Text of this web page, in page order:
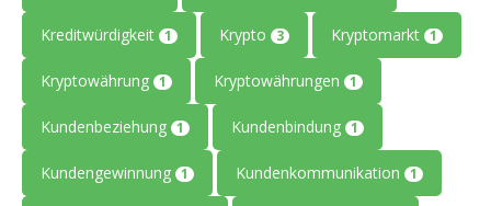
Kreditwürdigkeit 1 Krypto 3 Kryptomarkt 1
Kryptowährung 1 Kryptowährungen 1
Kundenbeziehung 1 Kundenbindung 1
Kundengewinnung 1 Kundenkommunikation 1